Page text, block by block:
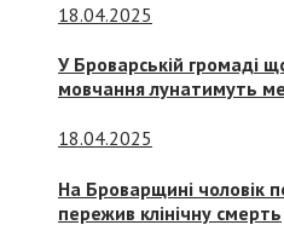
18.04.2025
У Броварській громаді
мовчання лунатимуть
18.04.2025
На Броварщині чоловік
пережив клінічну смерть